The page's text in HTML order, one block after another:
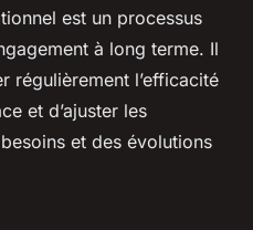
est un processus
à long terme. Il
régulièrement l’efficacité
et d’ajuster les
et des évolutions